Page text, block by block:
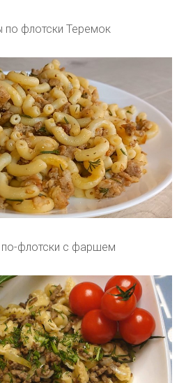
по флотски Теремок
флотски с фаршем